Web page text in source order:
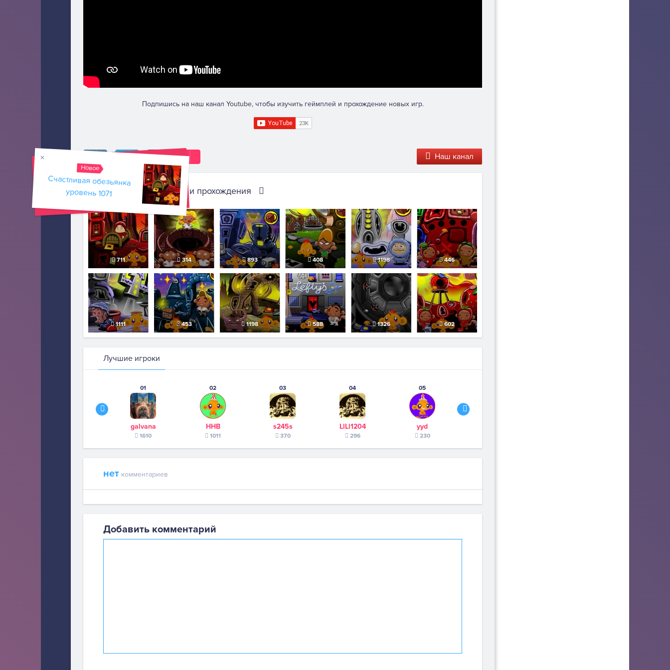
Подпишись на наш канал Youtube, чтобы изучить геймплей и прохождение новых игр.
Наш канал
Похожие игры и прохождения
711 314 893 408 1198 446
1111 453 1198 588 1326 602
Лучшие игроки
01
galvana
1610
02
ННВ
1011
03
s245s
370
04
LlLl1204
296
05
yyd
230
нет комментариев
Добавить комментарий
Новое
Счастливая обезьянка
уровень 1071